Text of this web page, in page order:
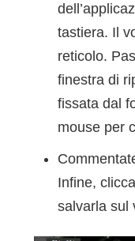
tastiera. Il
reticolo.
finestra di
fissata dal
mouse per
Infine,
salvarla sul